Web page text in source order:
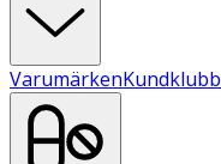
VarumärkenKundklubb